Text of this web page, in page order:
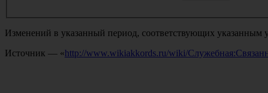
Изменений в указанный период, соответствующих указанным
Источник — «http://www.wikiakkords.ru/wiki/